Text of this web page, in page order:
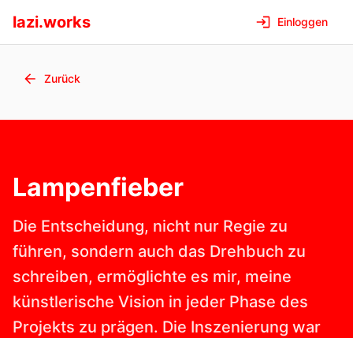
lazi.works Einloggen
Zurück
Lampenfieber
Die Entscheidung, nicht nur Regie zu
führen, sondern auch das Drehbuch zu
schreiben, ermöglichte es mir, meine
künstlerische Vision in jeder Phase des
Projekts zu prägen. Die Inszenierung war